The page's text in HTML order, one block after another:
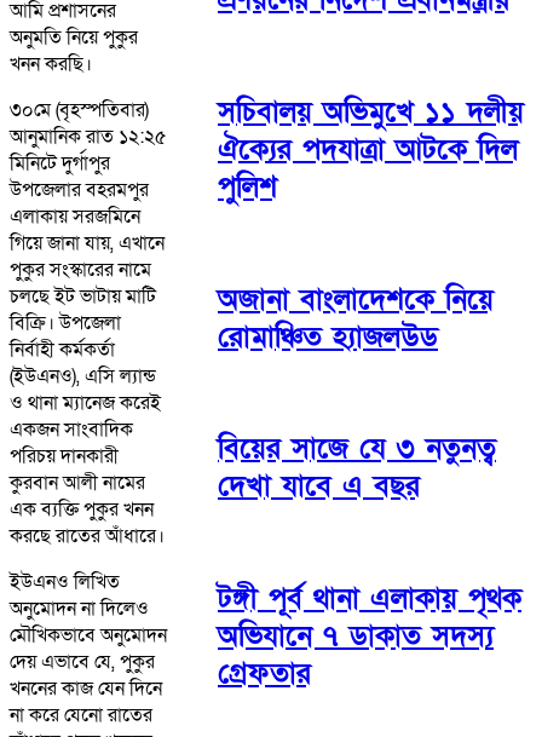
আমি প্রশাসনের
অনুমতি নিয়ে পুকুর
খনন করছি।
৩০মে (বৃহস্পতিবার)
আনুমানিক রাত ১২:২৫
মিনিটে দুর্গাপুর
উপজেলার বহরমপুর
এলাকায় সরজমিনে
গিয়ে জানা যায়, এখানে
পুকুর সংস্কারের নামে
চলছে ইট ভাটায় মাটি
বিক্রি। উপজেলা
নির্বাহী কর্মকর্তা
(ইউএনও), এসি ল্যান্ড
ও থানা ম্যানেজ করেই
একজন সাংবাদিক
পরিচয় দানকারী
কুরবান আলী নামের
এক ব্যক্তি পুকুর খনন
করছে রাতের আঁধারে।
ইউএনও লিখিত
অনুমোদন না দিলেও
মৌখিকভাবে অনুমোদন
দেয় এভাবে যে, পুকুর
খননের কাজ যেন দিনে
না করে যেনো রাতের
সচিবালয় অভিমুখে ১১ দলীয়
ঐক্যের পদযাত্রা আটকে দিল
পুলিশ
অজানা বাংলাদেশকে নিয়ে
রোমাঞ্চিত হ্যাজলউড
বিয়ের সাজে যে ৩ নতুনত্ব
দেখা যাবে এ বছর
টঙ্গী পূর্ব থানা এলাকায় পৃথক
অভিযানে ৭ ডাকাত সদস্য
গ্রেফতার